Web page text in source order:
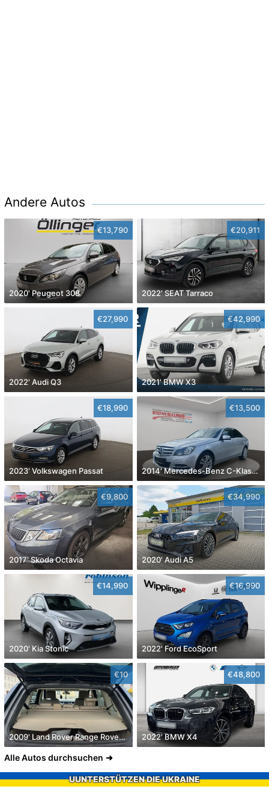
Andere Autos
€13,790
2020' Peugeot 308
€20,911
2022' SEAT Tarraco
€27,990
2022' Audi Q3
€42,990
2021' BMW X3
€18,990
2023' Volkswagen Passat
€13,500
2014' Mercedes-Benz C-Klasse
€9,800
2017' Skoda Octavia
€34,990
2020' Audi A5
€14,990
2020' Kia Stonic
€16,990
2022' Ford EcoSport
€10
2009' Land Rover Range Rover Sport
€48,800
2022' BMW X4
Alle Autos durchsuchen
UUNTERSTÜTZEN DIE UKRAINE